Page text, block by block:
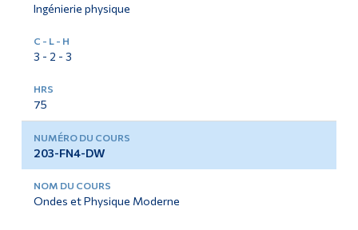
Ingénierie physique
3 - 2 - 3
75
203-FN4-DW
Ondes et Physique Moderne